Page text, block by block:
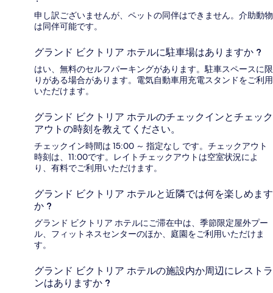
申し訳ございませんが、ペットの同伴はできません。介助動物
は同伴可能です。
グランド ビクトリア ホテルに駐車場はありますか ?
はい、無料のセルフパーキングがあります。駐車スペースに限
りがある場合があります。電気自動車用充電スタンドをご利用
いただけます。
グランド ビクトリア ホテルのチェックインとチェック
アウトの時刻を教えてください。
チェックイン時間は 15:00 ～ 指定なし です。チェックアウト
時刻は、11:00です。レイトチェックアウトは空室状況によ
り、有料でご利用いただけます。
グランド ビクトリア ホテルと近隣では何を楽しめます
か ?
グランド ビクトリア ホテルにご滞在中は、季節限定屋外プー
ル、フィットネスセンターのほか、庭園をご利用いただけま
す。
グランド ビクトリア ホテルの施設内か周辺にレストラ
ンはありますか ?